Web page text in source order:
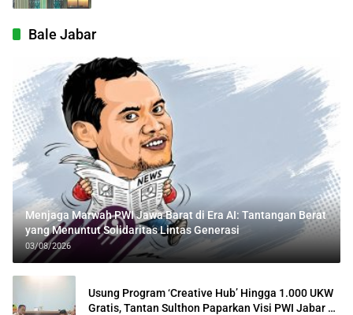
Bale Jabar
Menjaga Marwah PWI Jawa Barat di Era AI: Tantangan Berat
yang Menuntut Solidaritas Lintas Generasi
03/08/2026
Usung Program ‘Creative Hub’ Hingga 1.000 UKW
Gratis, Tantan Sulthon Paparkan Visi PWI Jabar di